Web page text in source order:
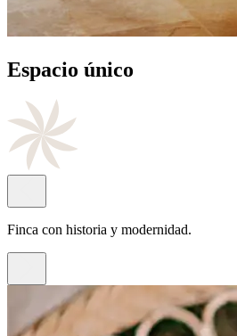
Cocinade autor
Con el sello del chef Juan Antonio Rayos.